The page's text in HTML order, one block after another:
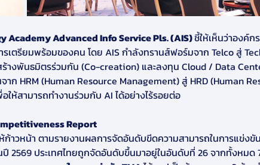
Academy Advanced Info Service Pls. (AIS) ชี้ให้เห็นว่าองค์ก
ตรียมพร้อมของคน โดย AIS กำลังทรานส์ฟอร์มจาก Telco สู่
างพันธมิตรร่วมกัน (Co-creation) และลงทุน Cloud / Data
HRM (Human Resource Management) สู่ HRD (Human
ห้สามารถทำงานร่วมกับ AI ได้อย่างไร้รอยต่อ
Report
2569 ประเทศไทยถูกจัดอันดับขึ้นมาอยู่ในอันดับที่ 26 จากทั้งหมด